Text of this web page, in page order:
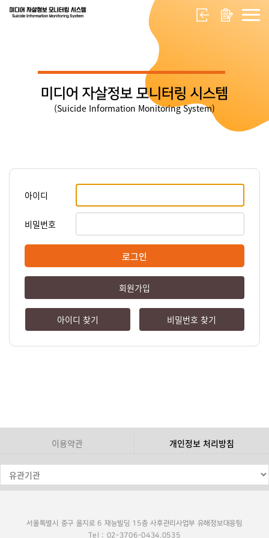
미디어 자살정보 모니터링 시스템
(Suicide Information Monitoring System)
아이디
비밀번호
로그인
회원가입
아이디 찾기 비밀번호 찾기
이용약관 개인정보 처리방침
서울특별시 중구 을지로 6 재능빌딩 15층 사후관리사업부 유해정보대응팀
Tel : 02-3706-0434,0535